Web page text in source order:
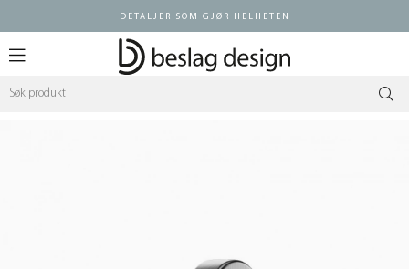
DETALJER SOM GJØR HELHETEN